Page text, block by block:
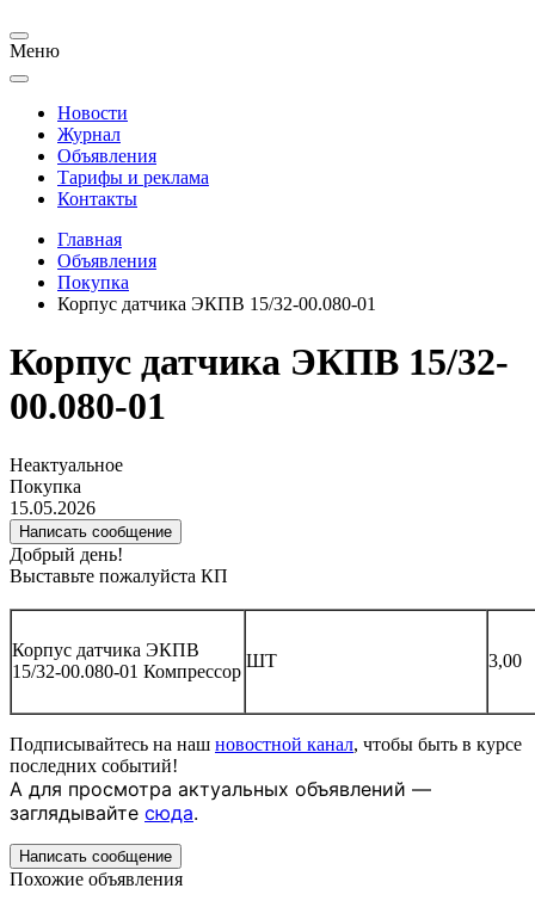
Меню
Новости
Журнал
Объявления
Тарифы и реклама
Контакты
Главная
Объявления
Покупка
Корпус датчика ЭКПВ 15/32-00.080-01
Корпус датчика ЭКПВ 15/32-
00.080-01
Неактуальное
Покупка
15.05.2026
Написать сообщение
Добрый день!
Выставьте пожалуйста КП
Корпус датчика ЭКПВ
15/32-00.080-01 Компрессор
ШТ 3,00
Подписывайтесь на наш новостной канал, чтобы быть в курсе
последних событий!
А для просмотра актуальных объявлений —
заглядывайте сюда.
Написать сообщение
Похожие объявления